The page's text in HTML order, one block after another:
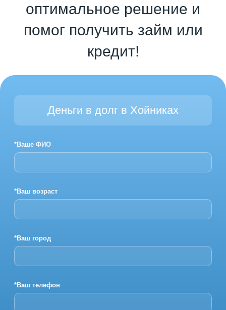
оптимальное решение и
помог получить займ или
кредит!
Деньги в долг в Хойниках
*Ваше ФИО
*Ваш возраст
*Ваш город
*Ваш телефон